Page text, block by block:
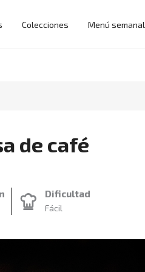
Colecciones Menú semanal
de café
Dificultad
Fácil